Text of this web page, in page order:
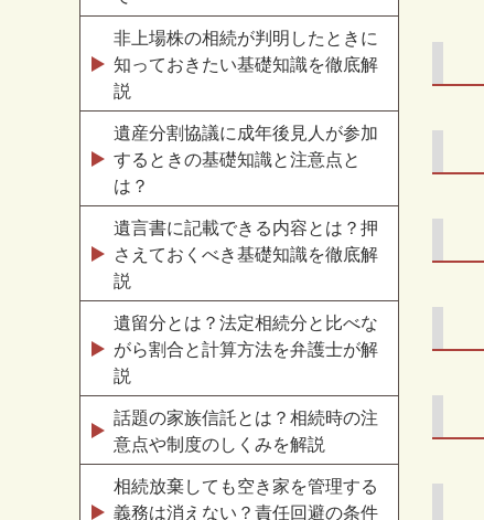
非上場株の相続が判明したときに
知っておきたい基礎知識を徹底解
説
遺産分割協議に成年後見人が参加
するときの基礎知識と注意点と
は？
遺言書に記載できる内容とは？押
さえておくべき基礎知識を徹底解
説
遺留分とは？法定相続分と比べな
がら割合と計算方法を弁護士が解
説
話題の家族信託とは？相続時の注
意点や制度のしくみを解説
相続放棄しても空き家を管理する
義務は消えない？責任回避の条件